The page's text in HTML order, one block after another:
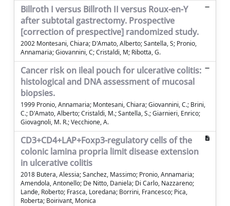
Billroth I versus Billroth II versus Roux-en-Y
after subtotal gastrectomy. Prospective
[correction of prespective] randomized study.
2002 Montesani, Chiara; D'Amato, Alberto; Santella, S; Pronio,
Annamaria; Giovannini, C; Cristaldi, M; Ribotta, G.
Cancer risk on ileal pouch for ulcerative colitis:
histological and DNA assessment of mucosal
biopsies.
1999 Pronio, Annamaria; Montesani, Chiara; Giovannini, C.; Brini,
C.; D'Amato, Alberto; Cristaldi, M.; Santella, S.; Giarnieri, Enrico;
Giovagnoli, M. R.; Vecchione, A.
CD3+CD4+LAP+Foxp3-regulatory cells of the
colonic lamina propria limit disease extension
in ulcerative colitis
2018 Butera, Alessia; Sanchez, Massimo; Pronio, Annamaria;
Amendola, Antonello; De Nitto, Daniela; Di Carlo, Nazzareno;
Lande, Roberto; Frasca, Loredana; Borrini, Francesco; Pica,
Roberta; Boirivant, Monica